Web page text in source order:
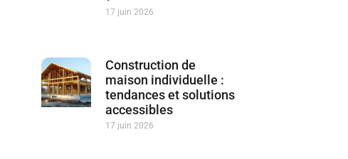
17 juin 2026
Construction de
maison individuelle :
tendances et solutions
accessibles
17 juin 2026